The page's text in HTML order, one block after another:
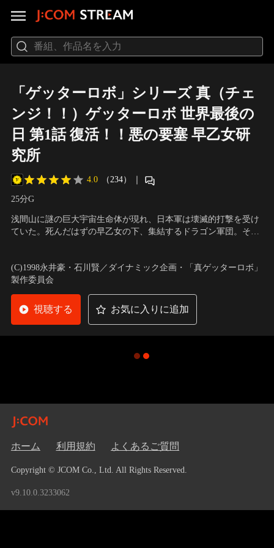
「ゲッターロボ」シリーズ 真（チェ
ンジ！！）ゲッターロボ 世界最後の
日 第1話 復活！！悪の要塞 早乙女研
究所
4.0 （234） ｜
25分G
浅間山に謎の巨大宇宙生命体が現れ、日本軍は壊滅的打撃を受け
ていた。死んだはずの早乙女の下、集結するドラゴン軍団。それ
で早乙女博士の復活を確かめ、その野望を阻止しようと立ち上が
る。
(C)1998永井豪・石川賢／ダイナミック企画・「真ゲッターロボ」
製作委員会
視聴する お気に入りに追加
ホーム 利用規約 よくあるご質問
Copyright © JCOM Co., Ltd. All Rights Reserved.
v9.10.0.3233062